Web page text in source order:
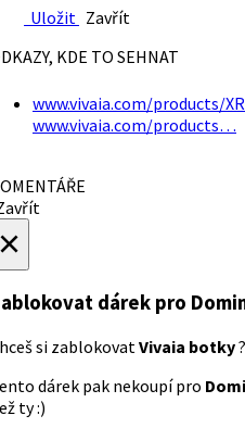
Uložit Zavřít
KDE TO SEHNAT
www.vivaia.com/products/
www.vivaia.com/products…
dárek pro
si zablokovatVivaia botky?
dárek pak nekoupí pro
ty :)